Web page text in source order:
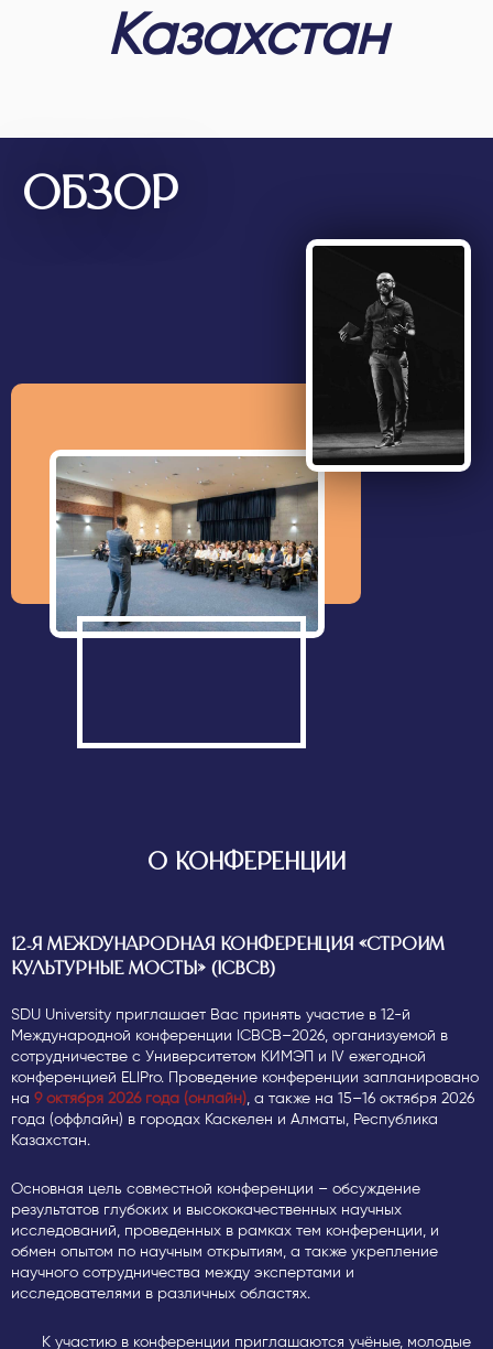
Казахстан
ОБЗОР
О КОНФЕРЕНЦИИ
12-Я МЕЖДУНАРОДНАЯ КОНФЕРЕНЦИЯ «СТРОИМ
КУЛЬТУРНЫЕ МОСТЫ» (ICBCB)
SDU University приглашает Вас принять участие в 12-й
Международной конференции ICBCB–2026, организуемой в
сотрудничестве с Университетом КИМЭП и IV ежегодной
конференцией ELIPro. Проведение конференции запланировано
на 9 октября 2026 года (онлайн), а также на 15–16 октября 2026
года (оффлайн) в городах Каскелен и Алматы, Республика
Казахстан.
Основная цель совместной конференции – обсуждение
результатов глубоких и высококачественных научных
исследований, проведенных в рамках тем конференции, и
обмен опытом по научным открытиям, а также укрепление
научного сотрудничества между экспертами и
исследователями в различных областях.
К участию в конференции приглашаются учёные, молодые